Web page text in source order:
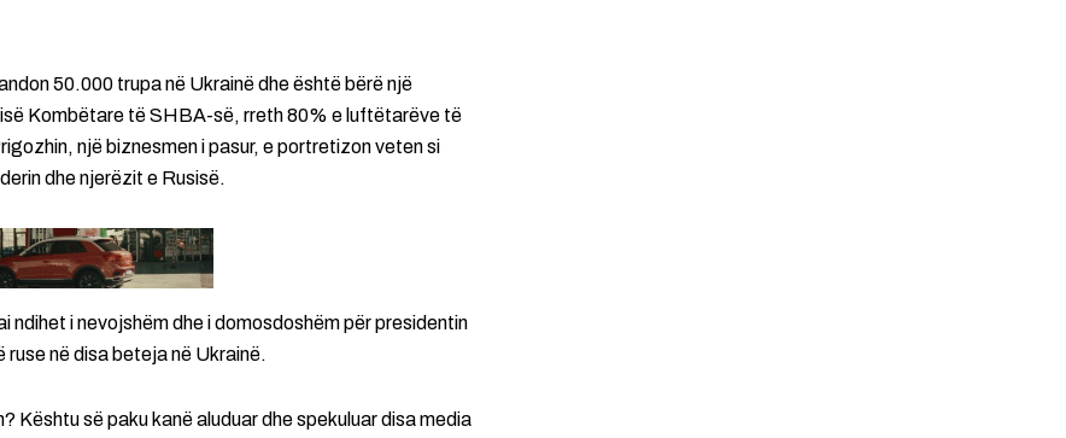
50.000 trupa në Ukrainë dhe është bërë një
Kombëtare të SHBA-së, rreth 80% e luftëtarëve të
një biznesmen i pasur, e portretizon veten si
dhe njerëzit e Rusisë.
ndihet i nevojshëm dhe i domosdoshëm për presidentin
në disa beteja në Ukrainë.
Kështu së paku kanë aluduar dhe spekuluar disa media